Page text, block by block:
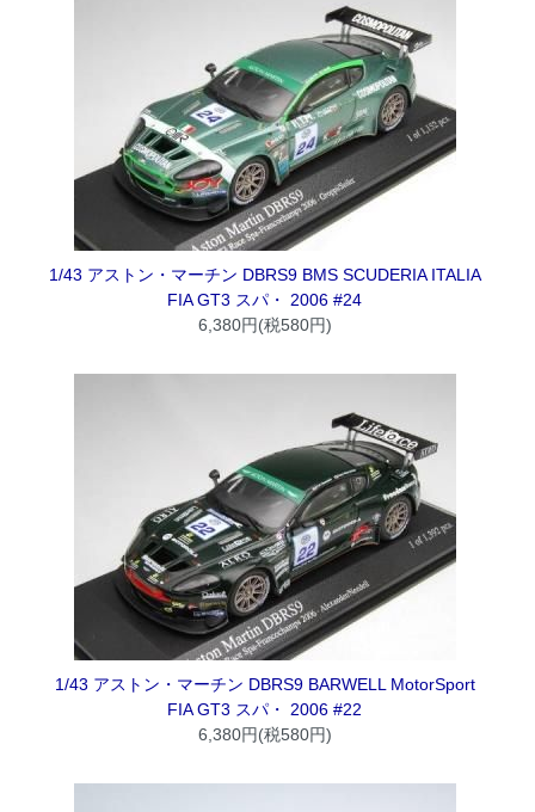
1/43 アストン・マーチン DBRS9 BMS SCUDERIA ITALIA
FIA GT3 スパ・ 2006 #24
6,380円(税580円)
1/43 アストン・マーチン DBRS9 BARWELL MotorSport
FIA GT3 スパ・ 2006 #22
6,380円(税580円)